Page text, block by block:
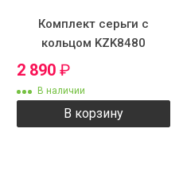
Комплект серьги с
кольцом KZK8480
2 890 ₽
В наличии
В корзину